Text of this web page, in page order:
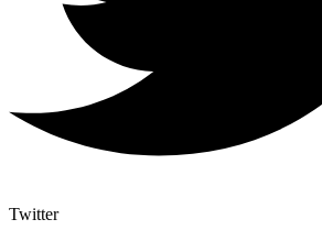
Twitter